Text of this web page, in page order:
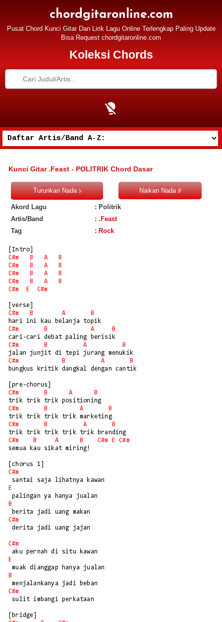
chordgitaronline.com
Pusat Chord Kunci Gitar Dan Lirik Lagu Online Terlengkap Paling Update
Bisa Request chordgitaronline.com
Koleksi Chords
Kunci Gitar .Feast - POLITRIK Chord Dasar
Akord Lagu
: Politrik
Artis/Band
: .Feast
Tag
: Rock
C#m
B A
B
C#m
B A
B
C#m
B A
B
C#m
B A
B
C#m
E C#m
C#m
B A
B
C#m
B A
B
C#m
B A
B
C#m
B A
B
bungkus kritik dangkal dengan cantik
C#m
B A
B
C#m
B A
B
trik trik trik trik marketing
C#m
B A
B
C#m
B A B C#m E
C#m
semua kau sikat miring!
C#m
E
B
C#m
derita jadi uang jajan
C#m
E
B
C#m